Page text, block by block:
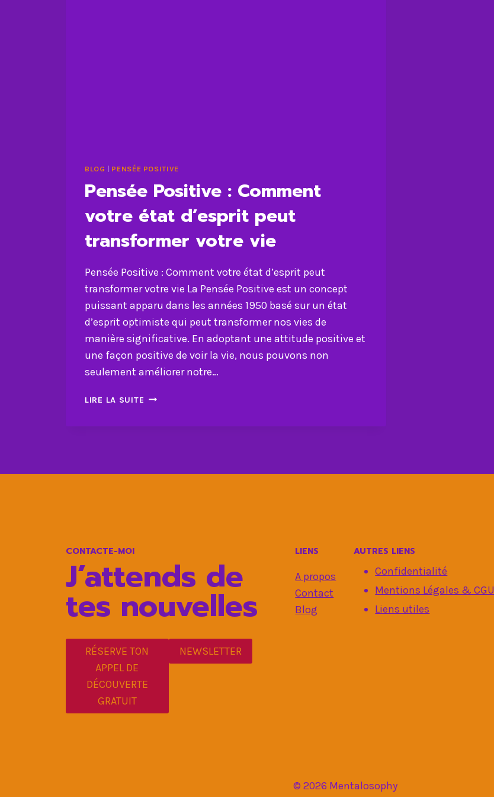
BLOG | PENSÉE POSITIVE
Pensée Positive : Comment
votre état d’esprit peut
transformer votre vie
Pensée Positive : Comment votre état d’esprit peut
transformer votre vie La Pensée Positive est un concept
puissant apparu dans les années 1950 basé sur un état
d’esprit optimiste qui peut transformer nos vies de
manière significative. En adoptant une attitude positive et
une façon positive de voir la vie, nous pouvons non
seulement améliorer notre…
LIRE LA SUITE PENSÉE
CONTACTE-MOI
J’attends de
tes nouvelles
RÉSERVE TON
APPEL DE
DÉCOUVERTE
GRATUIT
NEWSLETTER
LIENS
A propos
Contact
Blog
AUTRES LIENS
Confidentialité
Mentions Légales & CGU
Liens utiles
© 2026 Mentalosophy